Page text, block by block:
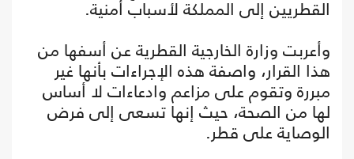
القطريين إلى المملكة لأسباب أمنية.
وأعربت وزارة الخارجية القطرية عن أسفها من
هذا القرار، واصفة هذه الإجراءات بأنها غير
مبررة وتقوم على مزاعم وادعاءات لا أساس
لها من الصحة، حيث إنها تسعى إلى فرض
الوصاية على قطر.